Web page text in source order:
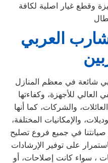
وقطع غيار اصلية لكافة
العربي
شائعة في معظم المنازل
العالي للأجهزة، وكفاءتها
والشركات، كما أنها
والإمكانيات المختلفة،
في جميع فروع تصليح
على توفير الإرشادات
، سواء كانت إصلاحات، أو